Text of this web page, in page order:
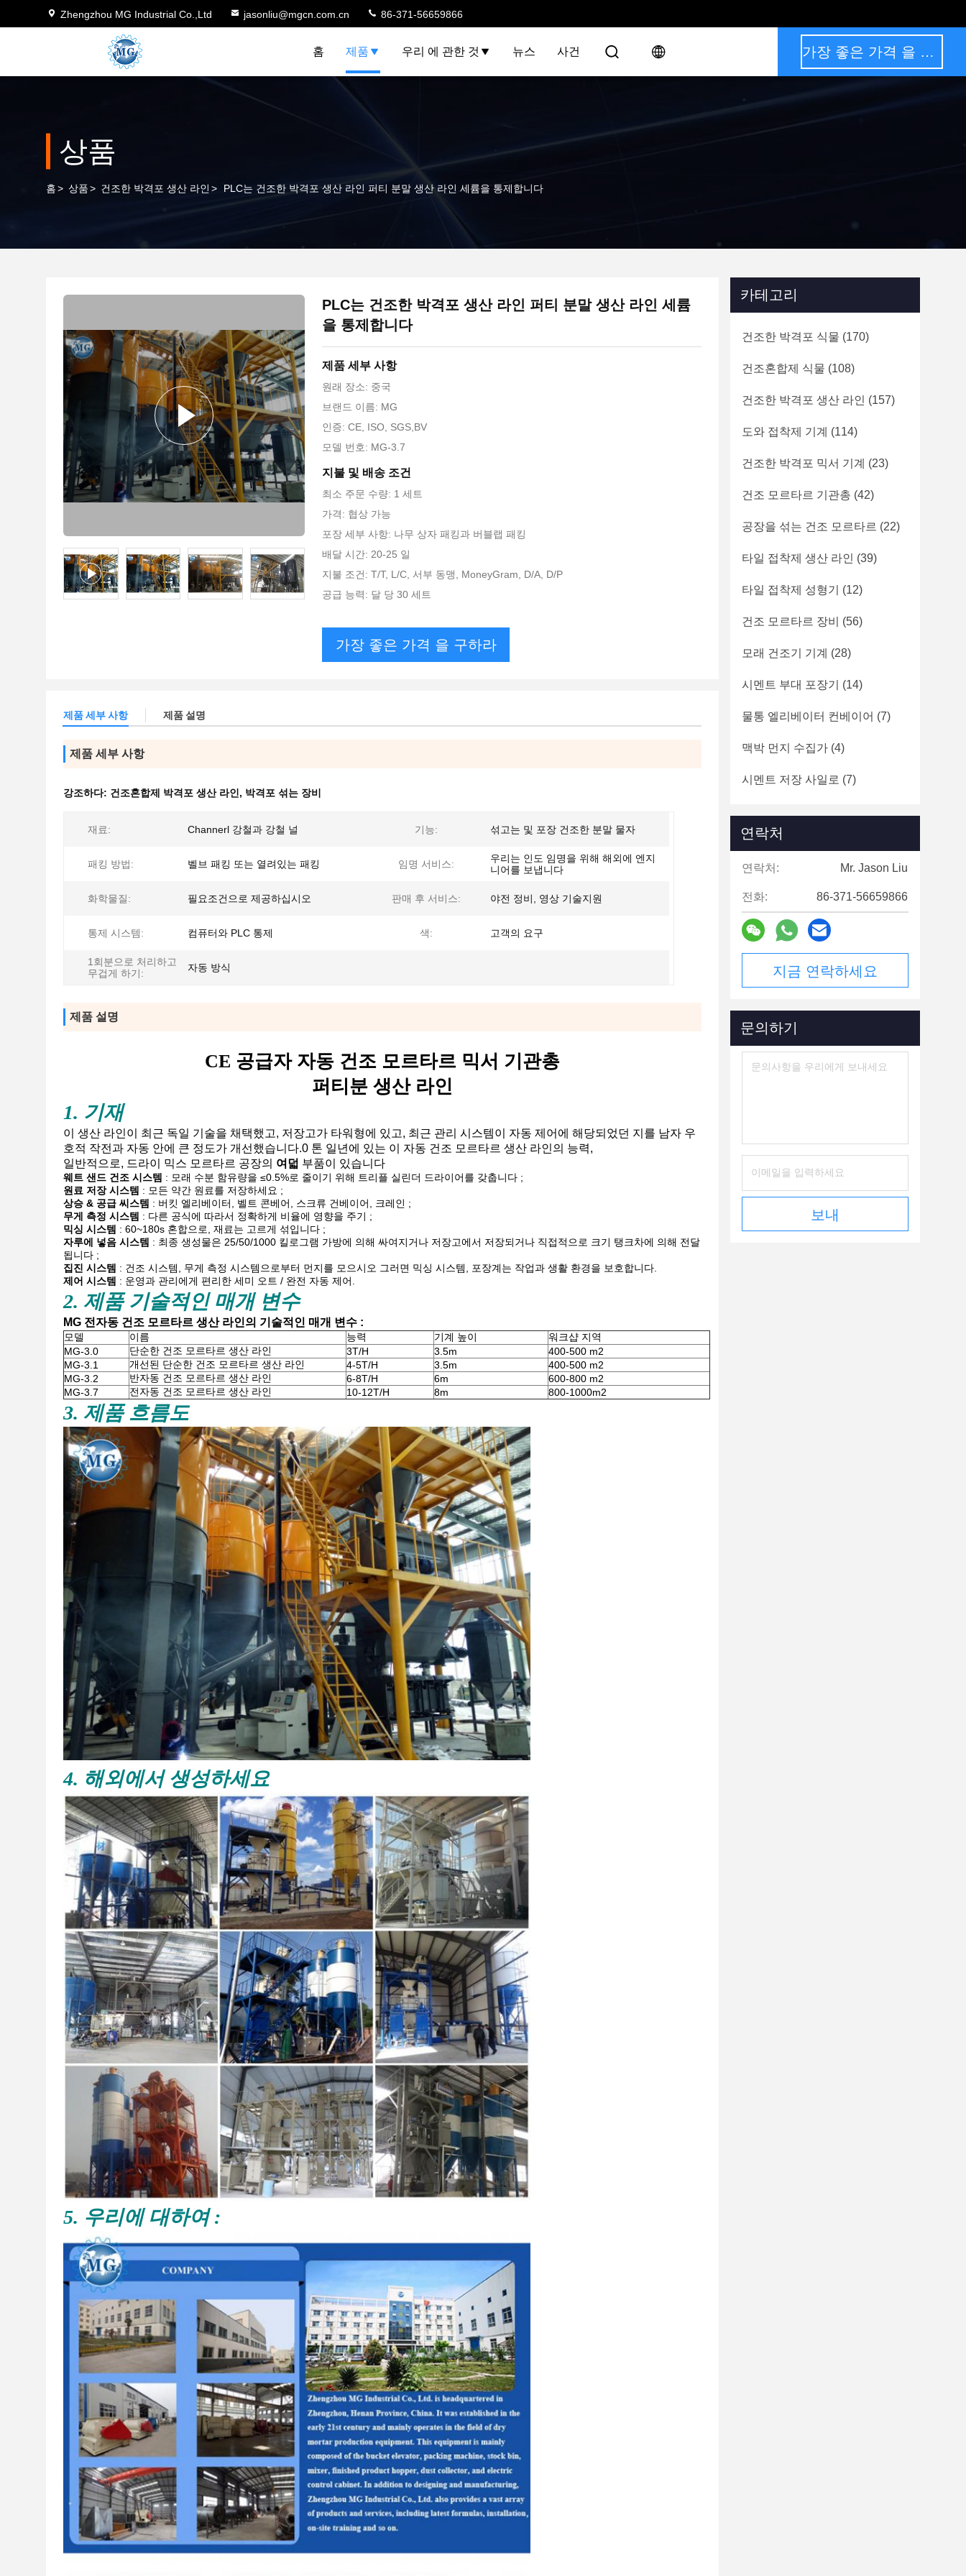
Zhengzhou MG Industrial Co.,Ltd jasonliu@mgcn.com.cn 86-371-56659866
홈 제품 우리 에 관한 것 뉴스 사건 가장 좋은 가격 을 구하라
상품
홈> 상품> 건조한 박격포 생산 라인 > PLC는 건조한 박격포 생산 라인 퍼티 분말 생산 라인 세륨을 통제합니다
PLC는 건조한 박격포 생산 라인 퍼티 분말 생산 라인 세륨
을 통제합니다
제품 세부 사항
원래 장소: 중국
브랜드 이름: MG
인증: CE, ISO, SGS,BV
모델 번호: MG-3.7
지불 및 배송 조건
최소 주문 수량: 1 세트
가격: 협상 가능
포장 세부 사항: 나무 상자 패킹과 버블랩 패킹
배달 시간: 20-25 일
지불 조건: T/T, L/C, 서부 동맹, MoneyGram, D/A, D/P
공급 능력: 달 당 30 세트
가장 좋은 가격 을 구하라
제품 세부 사항 제품 설명
제품 세부 사항
강조하다: 건조혼합제 박격포 생산 라인 , 박격포 섞는 장비
재료: Channerl 강철과 강철 널 기능: 섞고는 및 포장 건조한 분말 물자
패킹 방법: 벨브 패킹 또는 열려있는 패킹 임명 서비스:
우리는 인도 임명을 위해 해외에 엔지
니어를 보냅니다
화학물질: 필요조건으로 제공하십시오 판매 후 서비스: 야전 정비, 영상 기술지원
통제 시스템: 컴퓨터와 PLC 통제 색: 고객의 요구
1회분으로 처리하고
무겁게 하기:
자동 방식
제품 설명
CE 공급자 자동 건조 모르타르 믹서 기관총
퍼티분 생산 라인
1. 기재
이 생산 라인이 최근 독일 기술을 채택했고, 저장고가 타워형에 있고, 최근 관리 시스템이 자동 제어에 해당되었던 지를 남자 우
호적 작전과 자동 안에 큰 정도가 개선했습니다.0 톤 일년에 있는 이 자동 건조 모르타르 생산 라인의 능력,
일반적으로, 드라이 믹스 모르타르 공장의 여덟 부품이 있습니다
웨트 샌드 건조 시스템 : 모래 수분 함유량을 ≤0.5%로 줄이기 위해 트리플 실린더 드라이어를 갖춥니다 ;
원료 저장 시스템 : 모든 약간 원료를 저장하세요 ;
상승 & 공급 씨스템 : 버킷 엘리베이터, 벨트 콘베어, 스크류 건베이어, 크레인 ;
무게 측정 시스템 : 다른 공식에 따라서 정확하게 비율에 영향을 주기 ;
믹싱 시스템 : 60~180s 혼합으로, 재료는 고르게 섞입니다 ;
자루에 넣음 시스템 : 최종 생성물은 25/50/1000 킬로그램 가방에 의해 싸여지거나 저장고에서 저장되거나 직접적으로 크기 탱크차에 의해 전달
됩니다 ;
집진 시스템 : 건조 시스템, 무게 측정 시스템으로부터 먼지를 모으시오 그러면 믹싱 시스템, 포장계는 작업과 생활 환경을 보호합니다.
제어 시스템 : 운영과 관리에게 편리한 세미 오트 / 완전 자동 제어.
2. 제품 기술적인 매개 변수
MG 전자동 건조 모르타르 생산 라인의 기술적인 매개 변수 :
모델 이름 능력 기계 높이
워크샵 지역
MG-3.0
단순한 건조 모르타르 생산 라인 3T/H 3.5m
400-500 m2
MG-3.1
개선된 단순한 건조 모르타르 생산 라인 4-5T/H 3.5m
400-500 m2
MG-3.2
반자동 건조 모르타르 생산 라인 6-8T/H 6m
600-800 m2
MG-3.7
전자동 건조 모르타르 생산 라인 10-12T/H 8m 800-1000m2
3. 제품 흐름도
4. 해외에서 생성하세요
5. 우리에 대하여 :
카테고리
건조한 박격포 식물 (170)
건조혼합제 식물 (108)
건조한 박격포 생산 라인 (157)
도와 접착제 기계 (114)
건조한 박격포 믹서 기계 (23)
건조 모르타르 기관총 (42)
공장을 섞는 건조 모르타르 (22)
타일 접착제 생산 라인 (39)
타일 접착제 성형기 (12)
건조 모르타르 장비 (56)
모래 건조기 기계 (28)
시멘트 부대 포장기 (14)
물통 엘리베이터 컨베이어 (7)
맥박 먼지 수집가 (4)
시멘트 저장 사일로 (7)
연락처
연락처: Mr. Jason Liu
전화: 86-371-56659866
지금 연락하세요
문의하기
보내